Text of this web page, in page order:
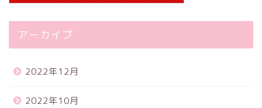
アーカイブ
2022年12月
2022年10月